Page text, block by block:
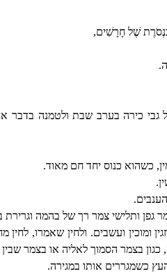
שֶׁל חָרָשִׁים,
כירה בערב שבת ולטמנה בדבר
כשהוא כנוס יחד חם מאוד.
גפן ותלישי צמר רך של בהמה וגרירת
ומוכין ועשבים. ולחין שאמרו,
כגון בצמר הסמוך לאליה או בצמר
כשמגררים אותו במגירה.